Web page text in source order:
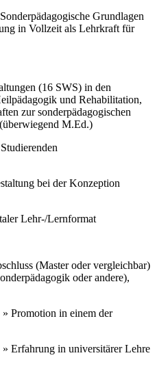
Grundlagen
in Vollzeit als Lehrkraft für
(16 SWS) in den
und Rehabilitation,
zur sonderpädagogischen
M.Ed.)
bei der Konzeption
Lehr-/Lernformat
(Master oder vergleichbar)
oder andere),
Promotion in einem der
Erfahrung in universitärer Lehre